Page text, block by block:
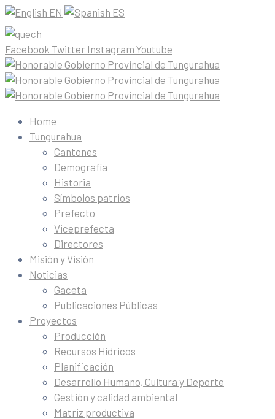
EN ES
Facebook Twitter Instagram Youtube
Home
Tungurahua
Cantones
Demografía
Historia
Símbolos patrios
Prefecto
Viceprefecta
Directores
Misión y Visión
Noticias
Gaceta
Publicaciones Públicas
Proyectos
Producción
Recursos Hídricos
Planificación
Desarrollo Humano, Cultura y Deporte
Gestión y calidad ambiental
Matriz productiva